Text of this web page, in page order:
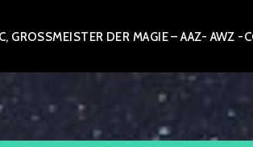
DER MAGIE – AAZ- AWZ -